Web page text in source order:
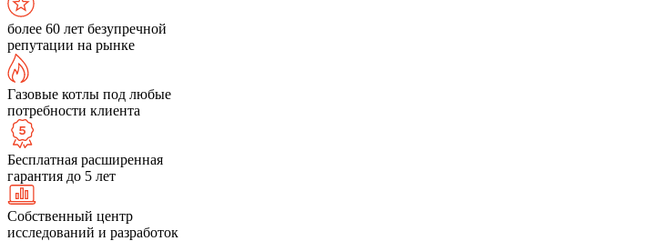
более 60 лет безупречной
репутации на рынке
Газовые котлы под любые
потребности клиента
Бесплатная расширенная
гарантия до 5 лет
Собственный центр
исследований и разработок